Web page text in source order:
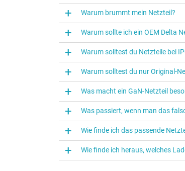
Verwendung
Warum brummt mein Netzteil?
Warum sollte ich ein OEM Delta
Warum solltest du Netzteile bei
Warum solltest du nur Original-
Was macht ein GaN-Netzteil
Was passiert, wenn man das
Wie finde ich das passende
Wie finde ich heraus, welches